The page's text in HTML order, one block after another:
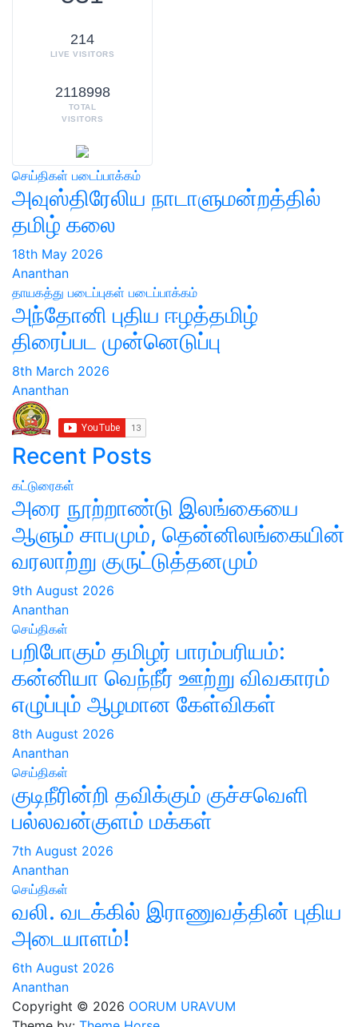
214
LIVE VISITORS
2118998
TOTAL
VISITORS
செய்திகள் படைப்பாக்கம்
அவுஸ்திரேலிய நாடாளுமன்றத்தில்
தமிழ் கலை
18th May 2026
Ananthan
தாயகத்து படைப்புகள் படைப்பாக்கம்
அந்தோனி புதிய ஈழத்தமிழ்
திரைப்பட முன்னெடுப்பு
8th March 2026
Ananthan
Recent Posts
கட்டுரைகள்
அரை நூற்றாண்டு இலங்கையை
ஆளும் சாபமும், தென்னிலங்கையின்
வரலாற்று குருட்டுத்தனமும்
9th August 2026
Ananthan
செய்திகள்
பறிபோகும் தமிழர் பாரம்பரியம்:
கன்னியா வெந்நீர் ஊற்று விவகாரம்
எழுப்பும் ஆழமான கேள்விகள்
8th August 2026
Ananthan
செய்திகள்
குடிநீரின்றி தவிக்கும் குச்சவெளி
பல்லவன்குளம் மக்கள்
7th August 2026
Ananthan
செய்திகள்
வலி. வடக்கில் இராணுவத்தின் புதிய
அடையாளம்!
6th August 2026
Ananthan
Copyright © 2026 OORUM URAVUM